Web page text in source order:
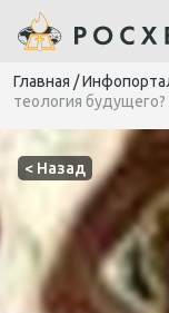
Главная /
теология будущего?
< Назад